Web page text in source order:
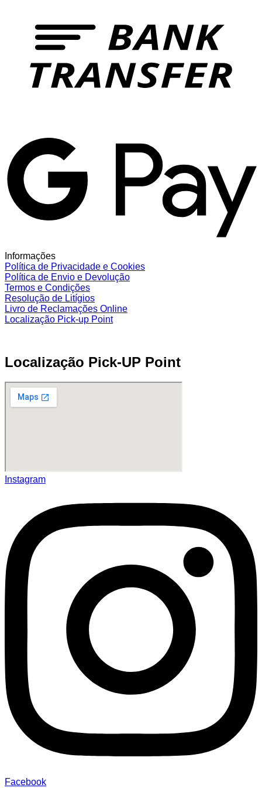
Informações
Política de Privacidade e Cookies
Política de Envio e Devolução
Termos e Condições
Resolução de Litígios
Livro de Reclamações Online
Localização Pick-up Point
Localização Pick-UP Point
Instagram
Facebook